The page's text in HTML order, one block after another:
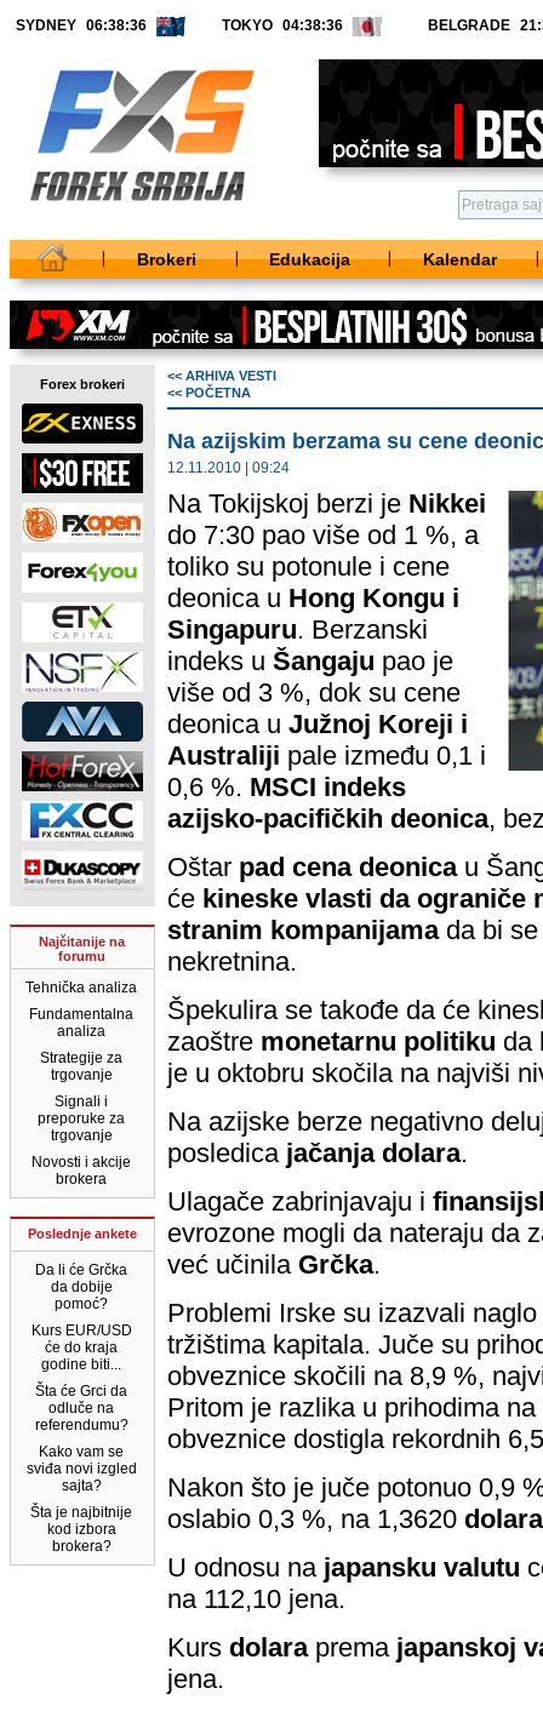
SYDNEY TOKYO BELGRADE
Brokeri Edukacija Kalendar
Forex brokeri
Najčitanije na
forumu
Tehnička analiza
Fundamentalna
analiza
Strategije za
trgovanje
Signali i
preporuke za
trgovanje
Novosti i akcije
brokera
Poslednje ankete
Da li će Grčka
da dobije
pomoć?
Kurs EUR/USD
će do kraja
godine biti...
Šta će Grci da
odluče na
referendumu?
Kako vam se
sviđa novi izgled
sajta?
Šta je najbitnije
kod izbora
brokera?
<< ARHIVA VESTI
<< POČETNA
Na azijskim berzama su cene
12.11.2010 | 09:24
Na Tokijskoj berzi je Nikkei
do 7:30 pao više od 1 %, a
toliko su potonule i cene
deonica u Hong Kongu i
Singapuru. Berzanski
indeks u Šangaju pao je
više od 3 %, dok su cene
deonica u Južnoj Koreji i
Australiji pale između 0,1 i
0,6 %. MSCI indeks
azijsko-pacifičkih deonica,
Oštar pad cena deonicau
će kineske vlasti da ograniče
stranim kompanijamada bi se
nekretnina.
Špekulira se takođe da će
zaoštre monetarnu politiku da
je u oktobru skočila na najviši
Na azijske berze negativno
posledica jačanja dolara.
Ulagače zabrinjavaju i
evrozone mogli da nateraju da
već učinila Grčka.
Problemi Irske su izazvali
tržištima kapitala. Juče su
obveznice skočili na 8,9 %,
Pritom je razlika u prihodima
obveznice dostigla rekordnih
Nakon što je juče potonuo 0,9
oslabio 0,3 %, na 1,3620 dolara
U odnosu na japansku valutu
na 112,10 jena.
Kurs dolaraprema japanskoj
jena.